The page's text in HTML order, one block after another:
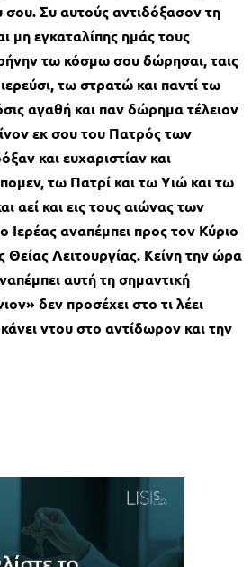
σου. Συ αυτούς αντιδόξασον τη
μη εγκαταλίπης ημάς τους
τω κόσμω σου δώρησαι, ταις
τω στρατώ και παντί τω
αγαθή και παν δώρημα τέλειον
εκ σου του Πατρός των
και ευχαριστίαν και
τω Πατρί και τω Υιώ και τω
αεί και εις τους αιώνας των
Ιερέας αναπέμπει προς τον Κύριο
Θείας Λειτουργίας. Κείνη την ώρα
αυτή τη σημαντική
δεν προσέχει στο τι λέει
ντου στο αντίδωρον και την